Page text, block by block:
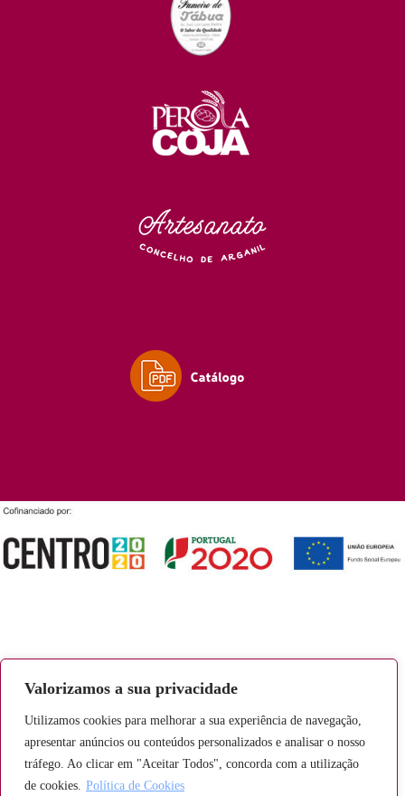
Valorizamos a sua privacidade
Utilizamos cookies para melhorar a sua experiência de navegação,
apresentar anúncios ou conteúdos personalizados e analisar o nosso
tráfego. Ao clicar em "Aceitar Todos", concorda com a utilização
de cookies. Política de Cookies